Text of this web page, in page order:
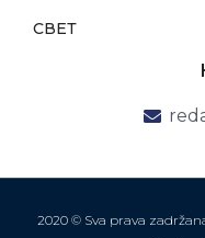
СВЕТ
2020 © Sva prava